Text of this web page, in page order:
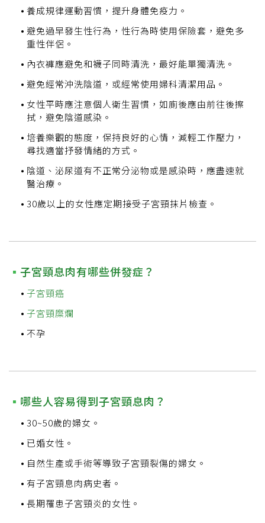
養成規律運動習慣，提升身體免疫力。
避免過早發生性行為，性行為時使用保險套，避免多
重性伴侶。
內衣褲應避免和襪子同時清洗，最好能單獨清洗。
避免經常沖洗陰道，或經常使用婦科清潔用品。
女性平時應注意個人衛生習慣，如廁後應由前往後擦
拭，避免陰道感染。
培養樂觀的態度，保持良好的心情，減輕工作壓力，
尋找適當抒發情緒的方式。
陰道、泌尿道有不正常分泌物或是感染時，應盡速就
醫治療。
30歲以上的女性應定期接受子宮頸抹片檢查。
子宮頸息肉有哪些併發症？
子宮頸癌
子宮頸糜爛
不孕
哪些人容易得到子宮頸息肉？
30~50歲的婦女。
已婚女性。
自然生產或手術等導致子宮頸裂傷的婦女。
有子宮頸息肉病史者。
長期罹患子宮頸炎的女性。